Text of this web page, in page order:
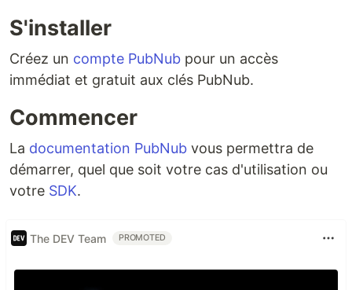
S'installer
Créez un compte PubNub pour un accès
immédiat et gratuit aux clés PubNub.
Commencer
La documentation PubNub vous permettra de
démarrer, quel que soit votre cas d'utilisation ou
votre SDK.
The DEV Team PROMOTED